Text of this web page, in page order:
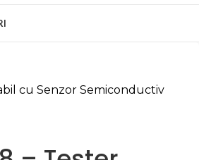
cu Senzor Semiconductiv